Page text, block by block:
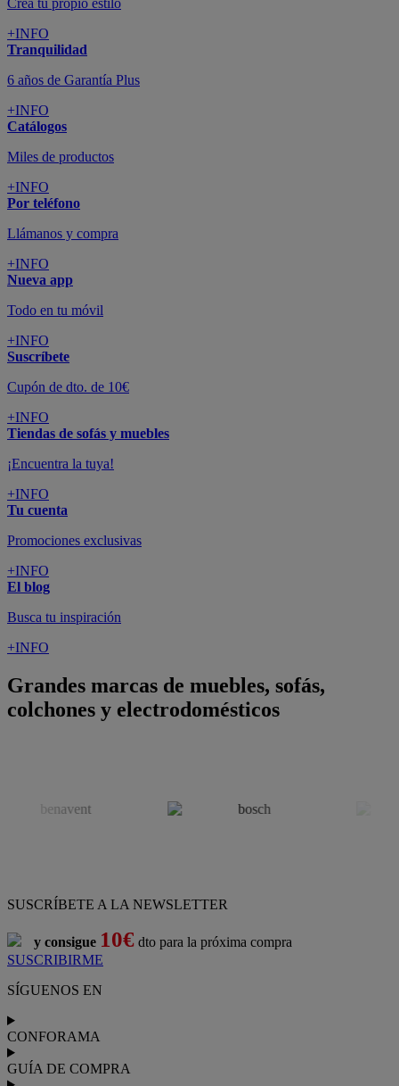
Crea tu propio estilo
+INFO
Tranquilidad
6 años de Garantía Plus
+INFO
Catálogos
Miles de productos
+INFO
Por teléfono
Llámanos y compra
+INFO
Nueva app
Todo en tu móvil
+INFO
Suscríbete
Cupón de dto. de 10€
+INFO
Tiendas de sofás y muebles
¡Encuentra la tuya!
+INFO
Tu cuenta
Promociones exclusivas
+INFO
El blog
Busca tu inspiración
+INFO
Grandes marcas de muebles, sofás,
colchones y electrodomésticos
SUSCRÍBETE A LA NEWSLETTER
y consigue 10€ dto para la próxima compra
SUSCRIBIRME
SÍGUENOS EN
CONFORAMA
GUÍA DE COMPRA